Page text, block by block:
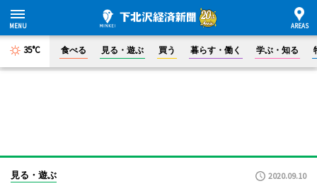
35°C 食べる 見る・遊ぶ 買う 暮らす・働く 学ぶ・知る
見る・遊ぶ 2020.09.10